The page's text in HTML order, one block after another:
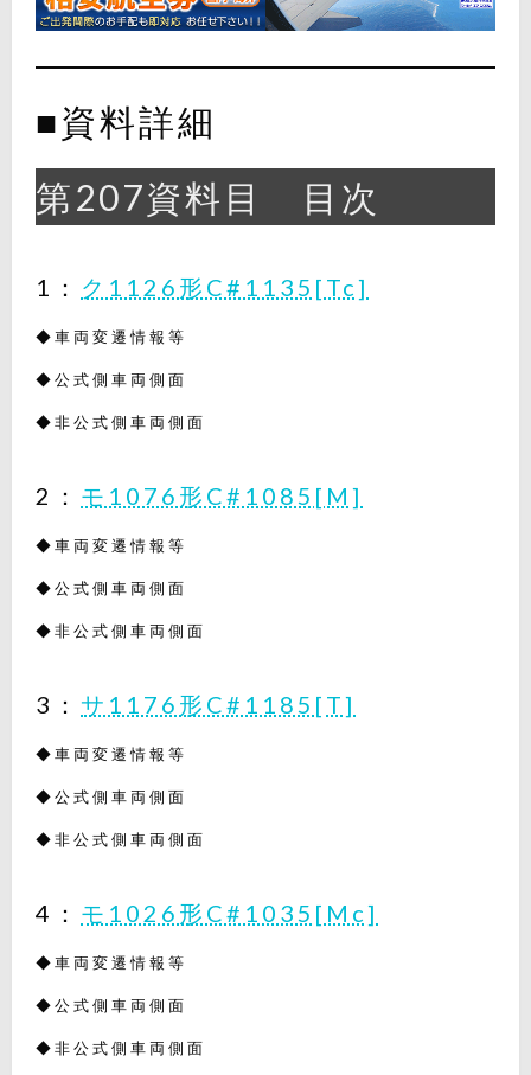
■資料詳細
第207資料目 目次
1： ク1126形C#1135[Tc]
◆車両変遷情報等
◆公式側車両側面
◆非公式側車両側面
2： モ1076形C#1085[M]
◆車両変遷情報等
◆公式側車両側面
◆非公式側車両側面
3： サ1176形C#1185[T]
◆車両変遷情報等
◆公式側車両側面
◆非公式側車両側面
4： モ1026形C#1035[Mc]
◆車両変遷情報等
◆公式側車両側面
◆非公式側車両側面